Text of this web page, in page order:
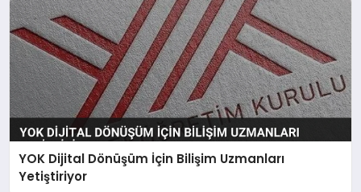
YOK Dijital Dönüşüm İçin Bilişim Uzmanları
Yetiştiriyor